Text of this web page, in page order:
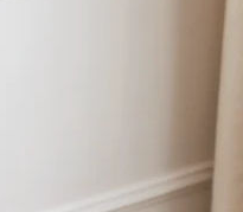
von Herzen. Kein